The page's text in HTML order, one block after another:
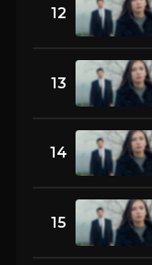
12
13
14
15